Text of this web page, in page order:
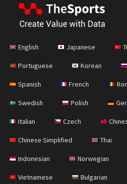
English Japanese
Portuguese Korean
Spanish French
Swedish Polish
Italian Czech
Chinese Simplified Thai
Indonesian Norwegian
Vietnamese Bulgarian